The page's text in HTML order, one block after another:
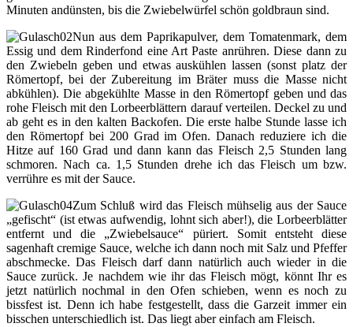
Minuten andünsten, bis die Zwiebelwürfel schön goldbraun sind.
Nun aus dem Paprikapulver, dem Tomatenmark, dem
Essig und dem Rinderfond eine Art Paste anrühren. Diese dann zu
den Zwiebeln geben und etwas auskühlen lassen (sonst platz der
Römertopf, bei der Zubereitung im Bräter muss die Masse nicht
abkühlen). Die abgekühlte Masse in den Römertopf geben und das
rohe Fleisch mit den Lorbeerblättern darauf verteilen. Deckel zu und
ab geht es in den kalten Backofen. Die erste halbe Stunde lasse ich
den Römertopf bei 200 Grad im Ofen. Danach reduziere ich die
Hitze auf 160 Grad und dann kann das Fleisch 2,5 Stunden lang
schmoren. Nach ca. 1,5 Stunden drehe ich das Fleisch um bzw.
verrühre es mit der Sauce.
Zum Schluß wird das Fleisch mühselig aus der Sauce
„gefischt“ (ist etwas aufwendig, lohnt sich aber!), die Lorbeerblätter
entfernt und die „Zwiebelsauce“ püriert. Somit entsteht diese
sagenhaft cremige Sauce, welche ich dann noch mit Salz und Pfeffer
abschmecke. Das Fleisch darf dann natürlich auch wieder in die
Sauce zurück. Je nachdem wie ihr das Fleisch mögt, könnt Ihr es
jetzt natürlich nochmal in den Ofen schieben, wenn es noch zu
bissfest ist. Denn ich habe festgestellt, dass die Garzeit immer ein
bisschen unterschiedlich ist. Das liegt aber einfach am Fleisch.